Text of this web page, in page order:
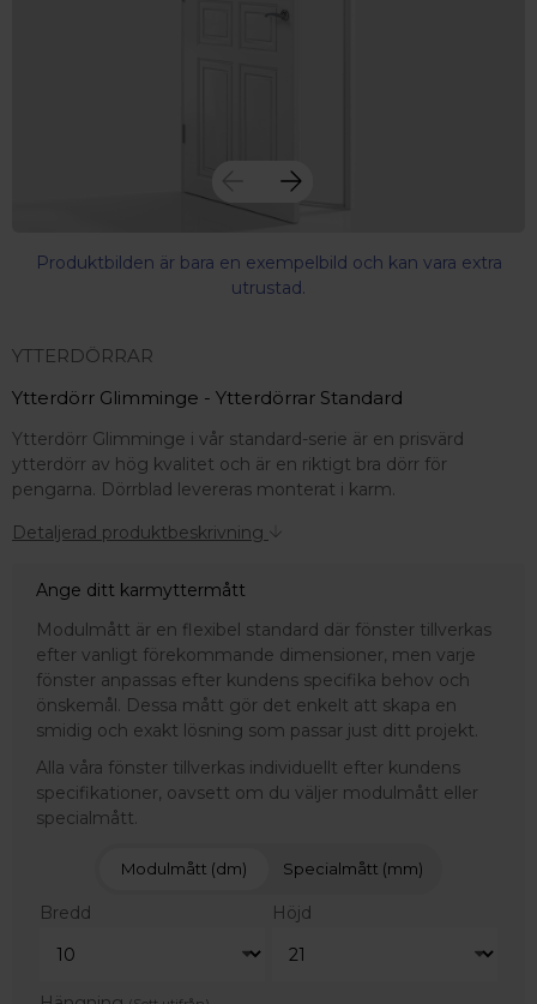
fokus på kvalitet, omtanke och djup kompetens.
Produktbilden är bara en exempelbild och kan vara extra
utrustad.
YTTERDÖRRAR
Ytterdörr Glimminge - Ytterdörrar Standard
Ytterdörr Glimminge i vår standard-serie är en prisvärd
ytterdörr av hög kvalitet och är en riktigt bra dörr för
pengarna. Dörrblad levereras monterat i karm.
Detaljerad produktbeskrivning
Ange ditt karmyttermått
Modulmått är en flexibel standard där fönster tillverkas
efter vanligt förekommande dimensioner, men varje
fönster anpassas efter kundens specifika behov och
önskemål. Dessa mått gör det enkelt att skapa en
smidig och exakt lösning som passar just ditt projekt.
Alla våra fönster tillverkas individuellt efter kundens
specifikationer, oavsett om du väljer modulmått eller
specialmått.
Modulmått (dm) Specialmått (mm)
Bredd Höjd